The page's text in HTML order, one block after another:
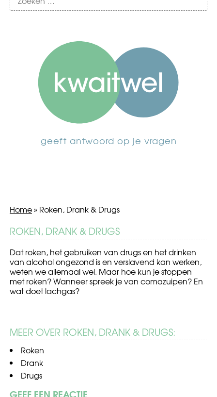
geeft antwoord op je vragen
Home» Roken, Drank & Drugs
ROKEN, DRANK & DRUGS
Dat roken, het gebruiken van drugs en het drinken
van alcohol ongezond is en verslavend kan werken,
weten we allemaal wel. Maar hoe kun je stoppen
met roken? Wanneer spreek je van comazuipen? En
wat doet lachgas?
MEER OVER ROKEN, DRANK & DRUGS:
Roken
Drank
Drugs
GEEF EEN REACTIE